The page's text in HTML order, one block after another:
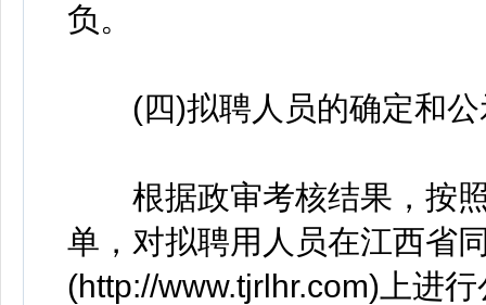
负。
(四)拟聘人员的确定和公
根据政审考核结果，按照
单，对拟聘用人员在江西省
(http://www.tjrlhr.com)上进